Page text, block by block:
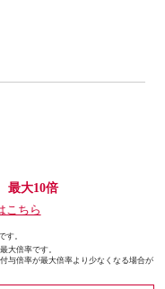
最大10倍
こちら
す。
大倍率です。
与倍率が最大倍率より少なくなる場合が